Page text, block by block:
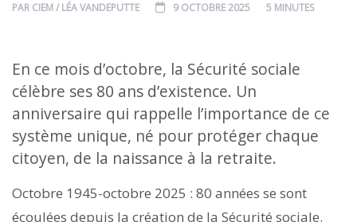
PAR CIEM / LÉA VANDEPUTTE 9 OCTOBRE 2025 5 MINUTES
En ce mois d’octobre, la Sécurité sociale
célèbre ses 80 ans d’existence. Un
anniversaire qui rappelle l’importance de ce
système unique, né pour protéger chaque
citoyen, de la naissance à la retraite.
Octobre 1945-octobre 2025 : 80 années se sont
écoulées depuis la création de la Sécurité sociale.